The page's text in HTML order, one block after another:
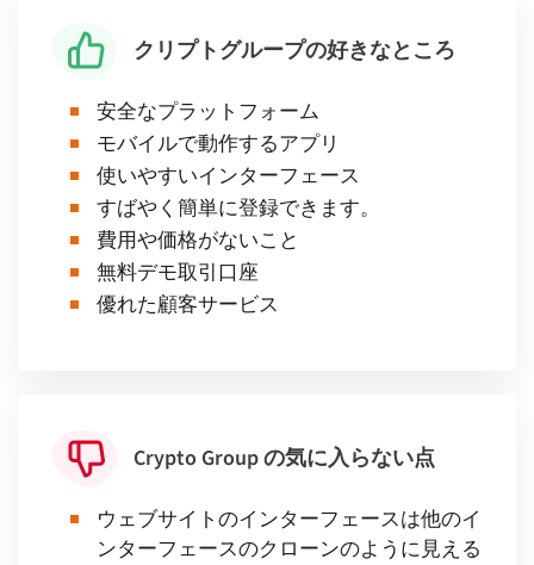
クリプトグループの好きなところ
安全なプラットフォーム
モバイルで動作するアプリ
使いやすいインターフェース
すばやく簡単に登録できます。
費用や価格がないこと
無料デモ取引口座
優れた顧客サービス
Crypto Group の気に入らない点
ウェブサイトのインターフェースは他のイ
ンターフェースのクローンのように見える